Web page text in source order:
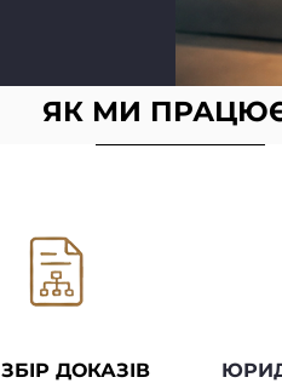
ЯК МИ
ЗБІР ДОКАЗІВ